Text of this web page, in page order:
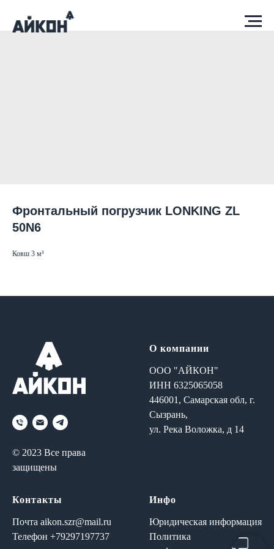
Фронтальный погрузчик LONKING ZL
50N6
Ковш 3 м³
© 2023 Все права
защищены
О компании
ООО "АЙКОН"
ИНН 6325065058
446001, Самарская обл, г.
Сызрань,
ул. Река Воложка, д 14
Контакты
Почта aikon.szr@mail.ru
Телефон +79297197737
Инфо
Юридическая информация
Политика